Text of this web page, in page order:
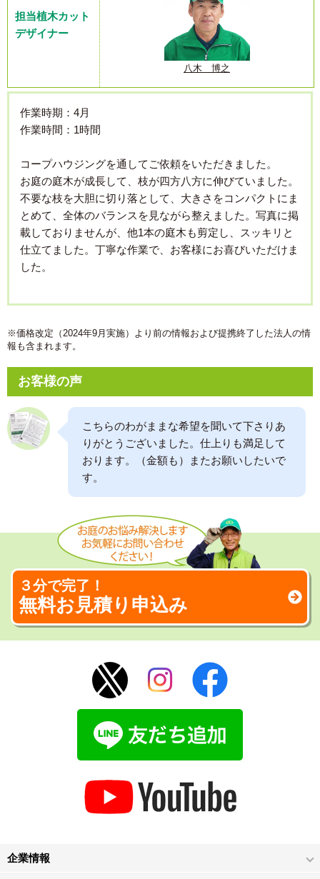
担当植木カット
デザイナー
八木 博之
作業時期：4月
作業時間：1時間
コープハウジングを通してご依頼をいただきました。
お庭の庭木が成長して、枝が四方八方に伸びていました。
不要な枝を大胆に切り落として、大きさをコンパクトにま
とめて、全体のバランスを見ながら整えました。写真に掲
載しておりませんが、他1本の庭木も剪定し、スッキリと
仕立てました。丁寧な作業で、お客様にお喜びいただけま
した。
※価格改定（2024年9月実施）より前の情報および提携終了した法人の情
報も含まれます。
お客様の声
こちらのわがままな希望を聞いて下さりあ
りがとうございました。仕上りも満足して
おります。（金額も）またお願いしたいで
す。
３分で完了！
無料お見積り申込み
企業情報